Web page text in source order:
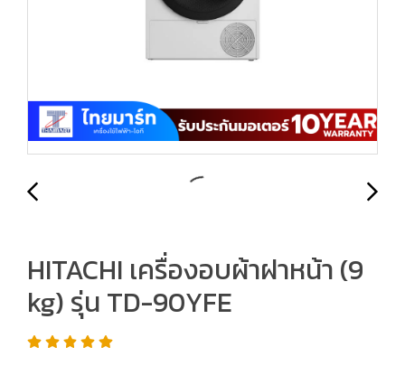
HITACHI เครื่องอบผ้าฝาหน้า (9
kg) รุ่น TD-90YFE